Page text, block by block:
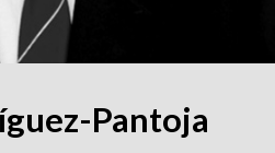
Pantoja